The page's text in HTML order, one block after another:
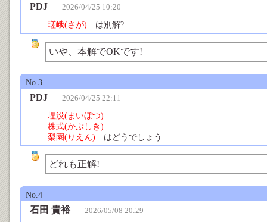
PDJ 2026/04/25 10:20
瑳峨(さが) は別解?
いや、本解でOKです!
No.3
PDJ 2026/04/25 22:11
埋没(まいぼつ)
株式(かぶしき)
梨園(りえん) はどうでしょう
どれも正解!
No.4
石田 貴裕 2026/05/08 20:29